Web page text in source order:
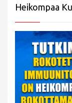
Heikompaa